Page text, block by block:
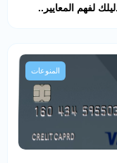
لفهم المعايير..
المنوعات